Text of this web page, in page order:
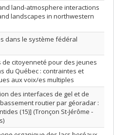
land-atmosphere interactions
landscapes in northwestern
dans le système fédéral
citoyenneté pour des jeunes
du Québec : contraintes et
aux voix/es multiples
des interfaces de gel et de
routier par géoradar :
(15)] (Tronçon St-Jérôme -